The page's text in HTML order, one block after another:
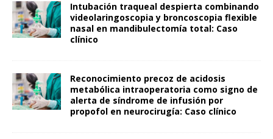
Intubación traqueal despierta combinando
videolaringoscopia y broncoscopia flexible
nasal en mandibulectomía total: Caso
clínico
Reconocimiento precoz de acidosis
metabólica intraoperatoria como signo de
alerta de síndrome de infusión por
propofol en neurocirugía: Caso clínico